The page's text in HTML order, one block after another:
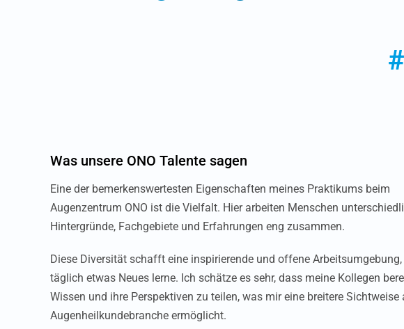
Was unsere ONO Talente sagen
Eine der bemerkenswertesten Eigenschaften meines Praktikums beim
Augenzentrum ONO ist die Vielfalt. Hier arbeiten Menschen
Hintergründe, Fachgebiete und Erfahrungen eng zusammen.
Diese Diversität schafft eine inspirierende und offene Arbeitsumgebung,
täglich etwas Neues lerne. Ich schätze es sehr, dass meine Kollegen
Wissen und ihre Perspektiven zu teilen, was mir eine breitere Sichtweise
Augenheilkundebranche ermöglicht.